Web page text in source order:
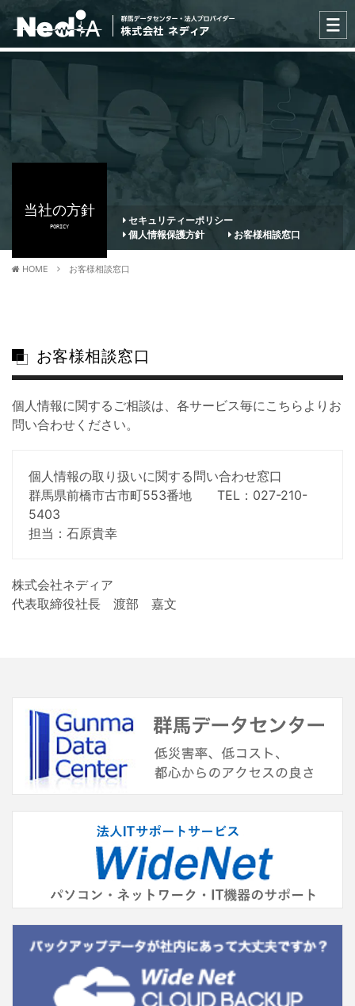
当社の方針
PORICY
セキュリティーポリシー
個人情報保護方針
お客様相談窓口
HOME お客様相談窓口
お客様相談窓口
個人情報に関するご相談は、各サービス毎にこちらよりお
問い合わせください。
個人情報の取り扱いに関する問い合わせ窓口
群馬県前橋市古市町553番地 TEL：027-210-
5403
担当：石原貴幸
株式会社ネディア
代表取締役社長 渡部 嘉文